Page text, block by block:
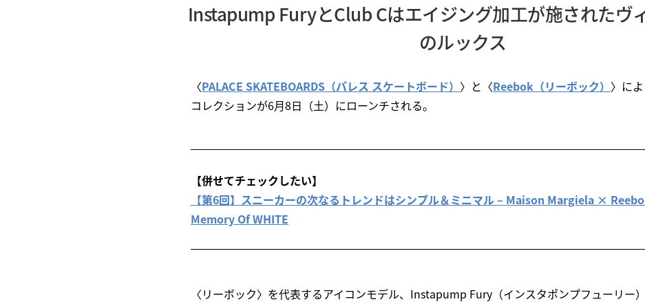
Instapump FuryとClub Cはエイジング加工が施されたヴ
のルックス
〈PALACE SKATEBOARDS（パレス スケートボード） 〉と〈Reebok（リーボック） 〉に
コレクションが6月8日（土）にローンチされる。
【併せてチェックしたい】
【第6回】スニーカーの次なるトレンドはシンプル＆ミニマル – Maison Margiela ×
Memory Of WHITE
〈リーボック〉を代表するアイコンモデル、Instapump Fury（インスタポンプフューリー